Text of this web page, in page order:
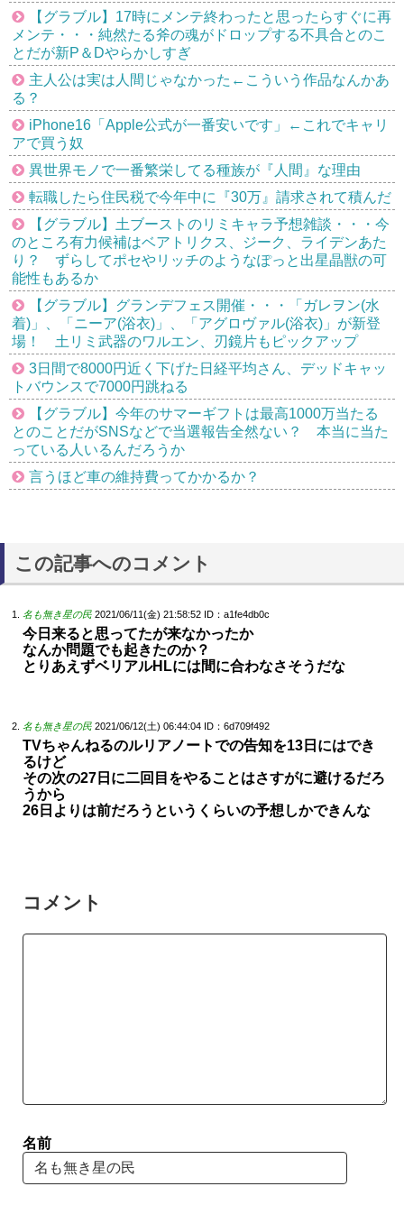
【グラブル】17時にメンテ終わったと思ったらすぐに再
メンテ・・・純然たる斧の魂がドロップする不具合とのこ
とだが新P＆Dやらかしすぎ
主人公は実は人間じゃなかった←こういう作品なんかあ
る？
iPhone16「Apple公式が一番安いです」←これでキャリ
アで買う奴
異世界モノで一番繁栄してる種族が『人間』な理由
転職したら住民税で今年中に『30万』請求されて積んだ
【グラブル】土ブーストのリミキャラ予想雑談・・・今
のところ有力候補はベアトリクス、ジーク、ライデンあた
り？ ずらしてポセやリッチのようなぽっと出星晶獣の可
能性もあるか
【グラブル】グランデフェス開催・・・「ガレヲン(水
着)」、「ニーア(浴衣)」、「アグロヴァル(浴衣)」が新登
場！ 土リミ武器のワルエン、刃鏡片もピックアップ
3日間で8000円近く下げた日経平均さん、デッドキャッ
トバウンスで7000円跳ねる
【グラブル】今年のサマーギフトは最高1000万当たる
とのことだがSNSなどで当選報告全然ない？ 本当に当た
っている人いるんだろうか
言うほど車の維持費ってかかるか？
この記事へのコメント
名も無き星の民 2021/06/11(金) 21:58:52 ID：a1fe4db0c
今日来ると思ってたが来なかったか
なんか問題でも起きたのか？
とりあえずベリアルHLには間に合わなさそうだな
名も無き星の民 2021/06/12(土) 06:44:04 ID：6d709f492
TVちゃんねるのルリアノートでの告知を13日にはでき
るけど
その次の27日に二回目をやることはさすがに避けるだろ
うから
26日よりは前だろうというくらいの予想しかできんな
コメント
名前